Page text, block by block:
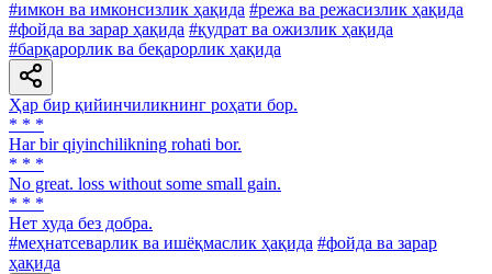
#имкон ва имконсизлик ҳақида #режа ва режасизлик ҳақида
#фойда ва зарар ҳақида #қудрат ва ожизлик ҳақида
#барқарорлик ва беқарорлик ҳақида
Ҳар бир қийинчиликнинг роҳати бор.
* * *
Har bir qiyinchilikning rohati bor.
* * *
No great. loss without some small gain.
* * *
Нет худа без добра.
#меҳнатсеварлик ва ишёқмаслик ҳақида #фойда ва зарар
ҳақида